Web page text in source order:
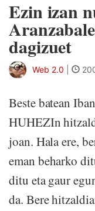
Ezin izan
dagizuet
Web 2.0
Beste batean
HUHEZIn
joan. Hala ere,
eman beharko
ditu eta gaur
da. Bere